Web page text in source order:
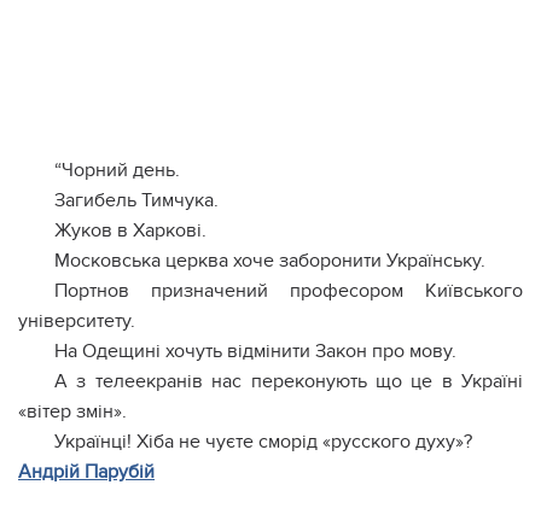
“Чорний день.
Загибель Тимчука.
Жуков в Харкові.
Московська церква хоче заборонити Українську.
Портнов призначений професором Київського
університету.
На Одещині хочуть відмінити Закон про мову.
А з телеекранів нас переконують що це в Україні
«вітер змін».
Українці! Хіба не чуєте сморід «русcкого духу»?
Андрій Парубій